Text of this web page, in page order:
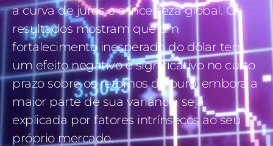
a curva de juros e a incerteza global. Os
resultados mostram que um
fortalecimento inesperado do dólar tem
um efeito negativo e significativo no curto
prazo sobre os retornos do ouro, embora a
maior parte de sua variância seja
explicada por fatores intrínsecos ao seu
próprio mercado.